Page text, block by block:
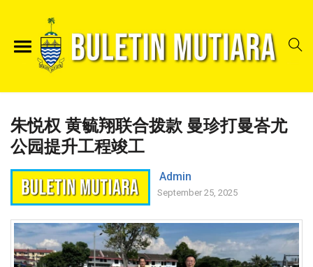
朱悦权 黄毓翔联合拨款 曼珍打曼峇尤
公园提升工程竣工
Admin
September 25, 2025